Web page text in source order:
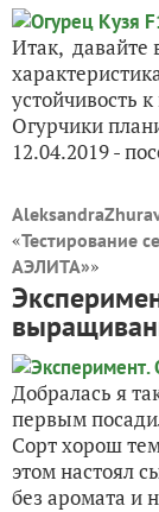
Итак, давайте
устойчивость
Огурчики
12.04.2019 -
«Тестирование
АЭЛИТА»»
Добралась я
первым
Сорт хорош
этом настоял
без аромата и